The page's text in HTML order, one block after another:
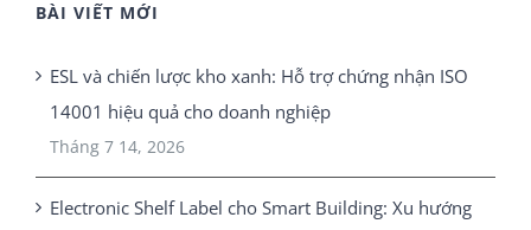
BÀI VIẾT MỚI
ESL và chiến lược kho xanh: Hỗ trợ chứng nhận ISO
14001 hiệu quả cho doanh nghiệp
Tháng 7 14, 2026
Electronic Shelf Label cho Smart Building: Xu hướng